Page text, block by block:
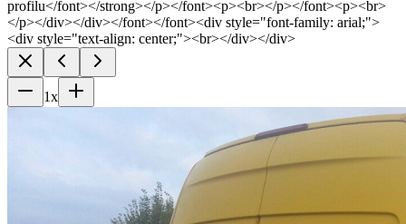
profilu</font></strong></p></font><p><br></p></font><p><br>
</p></div></div></font></font><div style="font-family: arial;">
<div style="text-align: center;"><br></div></div>
1x